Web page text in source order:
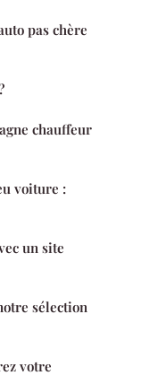
pas chère
chauffeur
voiture :
un site
sélection
votre